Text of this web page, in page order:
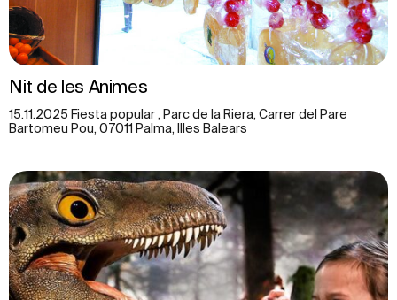
Nit de les Animes
15.11.2025 Fiesta popular , Parc de la Riera, Carrer del Pare
Bartomeu Pou, 07011 Palma, Illes Balears